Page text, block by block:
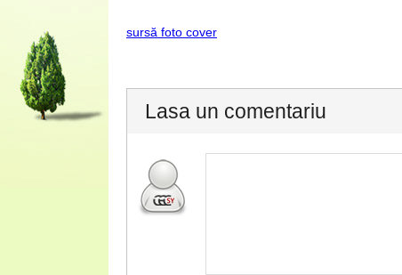
sursă foto cover
Lasa un comentariu